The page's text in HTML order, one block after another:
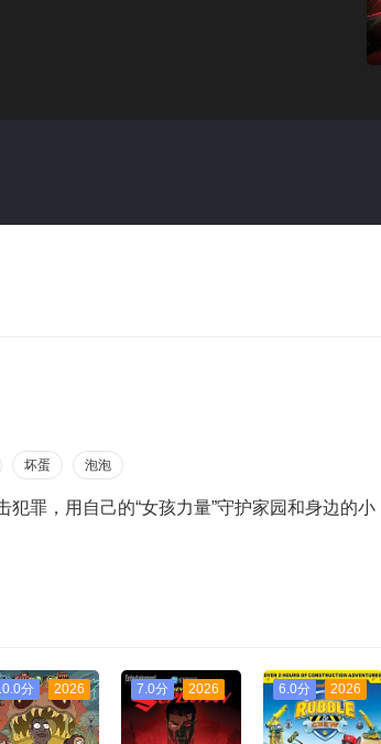
坏蛋 泡泡
罪，用自己的“女孩力量”守护家园和身边的小
分 2026 7.0分 2026 6.0分 2026